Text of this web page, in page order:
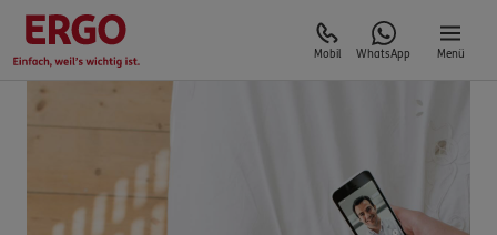
Mobil WhatsApp Menü